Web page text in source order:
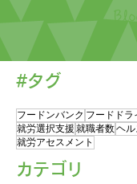
#タグ
フードンバンク フードドラ
就労選択支援 就職者数ヘル
就労アセスメント
​カテゴリ